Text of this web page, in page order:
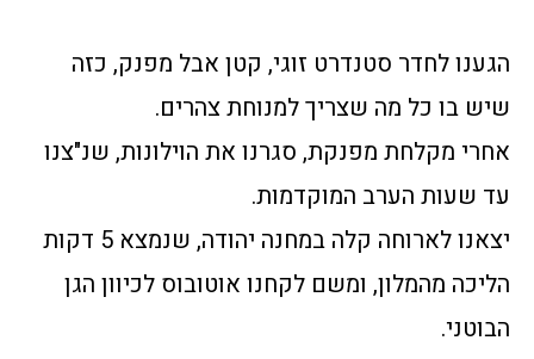
הגענו לחדר סטנדרט זוגי, קטן אבל מפנק, כזה
שיש בו כל מה שצריך למנוחת צהרים.
אחרי מקלחת מפנקת, סגרנו את הוילונות, שנ"צנו
עד שעות הערב המוקדמות.
יצאנו לארוחה קלה במחנה יהודה, שנמצא 5 דקות
הליכה מהמלון, ומשם לקחנו אוטובוס לכיוון הגן
הבוטני.